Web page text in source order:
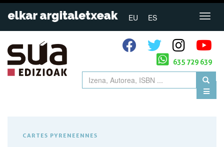
EU ES
635 729 639
CARTES PYRENEENNES